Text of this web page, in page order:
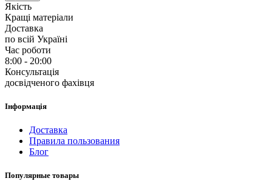
Якість
Кращі матеріали
Доставка
по всій Україні
Час роботи
8:00 - 20:00
Консультація
досвідченого фахівця
Інформація
Доставка
Правила пользования
Блог
Популярные товары